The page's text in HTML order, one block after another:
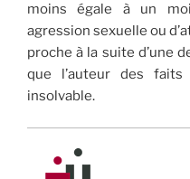
moins égale à un
agression sexuelle ou
proche à la suite d’une
que l’auteur des
insolvable.